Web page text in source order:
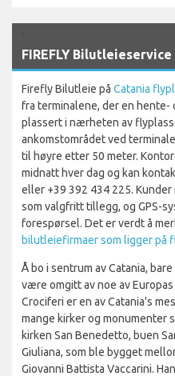
FIREFLY
Firefly Bilutleie på Catania
fra terminalene, der en hente-
plassert i nærheten av
ankomstområdet ved
til høyre etter 50 meter.
midnatt hver dag og kan
eller +39 392 434 225.
som valgfritt tillegg, og GPS-
forespørsel. Det er verdt å
bilutleiefirmaer som ligger på
Å bo i sentrum av Catania,
være omgitt av noe av
Crociferi er en av Catania's
mange kirker og monumenter
kirken San Benedetto, buen
Giuliana, som ble bygget
Giovanni Battista Vaccarini.